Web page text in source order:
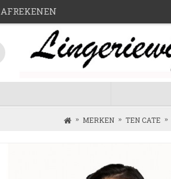
AFREKENEN
MERKEN TEN CATE